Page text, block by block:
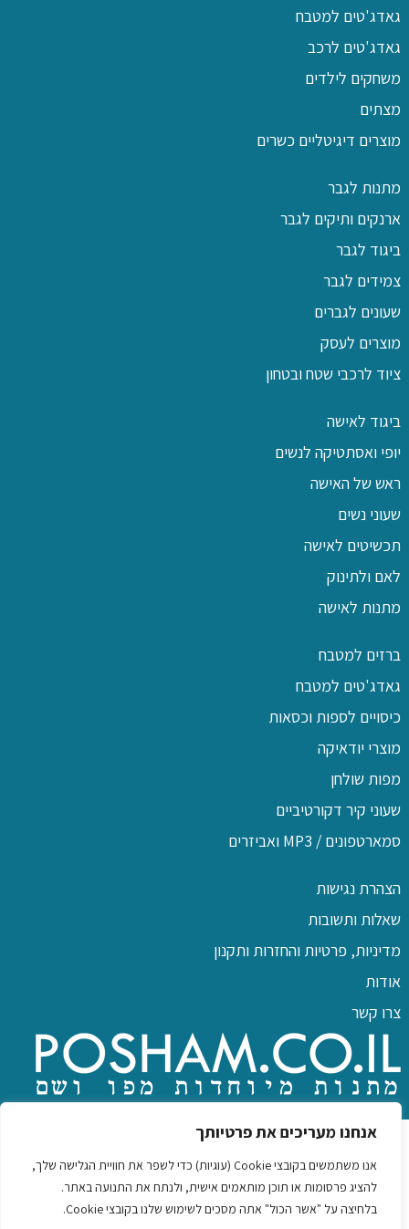
אנחנו מעריכים את פרטיותך
אנו משתמשים בקובצי Cookie (עוגיות) כדי לשפר את חוויית הגלישה שלך,
להציג פרסומות או תוכן מותאמים אישית, ולנתח את התנועה באתר.
בלחיצה על "אשר הכול" אתה מסכים לשימוש שלנו בקובצי Cookie.
גאדג'טים למטבח
גאדג'טים לרכב
משחקים לילדים
מצתים
מוצרים דיגיטליים כשרים
מתנות לגבר
ארנקים ותיקים לגבר
ביגוד לגבר
צמידים לגבר
שעונים לגברים
מוצרים לעסק
ציוד לרכבי שטח ובטחון
ביגוד לאישה
יופי ואסתטיקה לנשים
ראש של האישה
שעוני נשים
תכשיטים לאישה
לאם ולתינוק
מתנות לאישה
ברזים למטבח
גאדג'טים למטבח
כיסויים לספות וכסאות
מוצרי יודאיקה
מפות שולחן
שעוני קיר דקורטיביים
סמארטפונים / MP3 ואביזרים
הצהרת נגישות
שאלות ותשובות
מדיניות, פרטיות והחזרות ותקנון
אודות
צרו קשר
כל הזכויות שמורות לפו שם